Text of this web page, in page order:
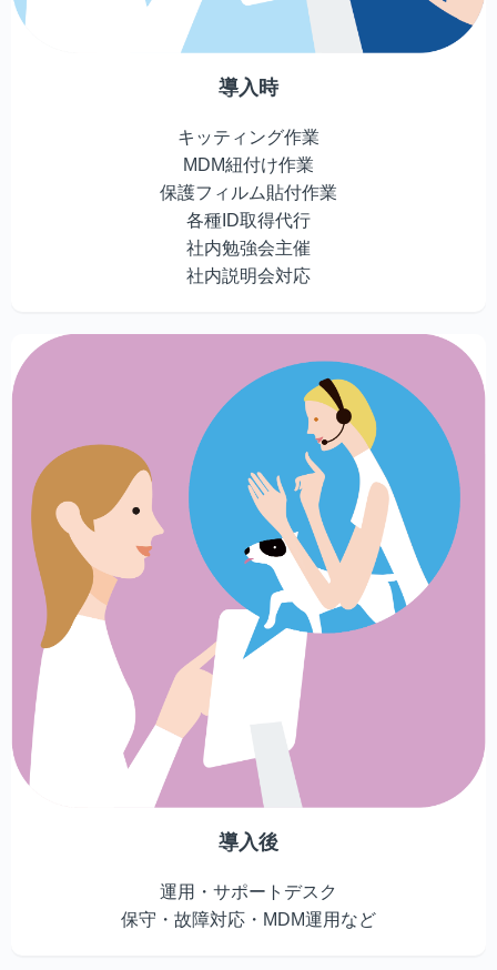
導入時
キッティング作業
MDM紐付け作業
保護フィルム貼付作業
各種ID取得代行
社内勉強会主催
社内説明会対応
導入後
運用・サポートデスク
保守・故障対応・MDM運用など